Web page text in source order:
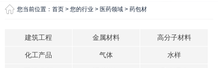
您当前位置： 首页 > 您的行业 > 医药领域 > 药包材
建筑工程 金属材料 高分子材料
化工产品 气体 水样